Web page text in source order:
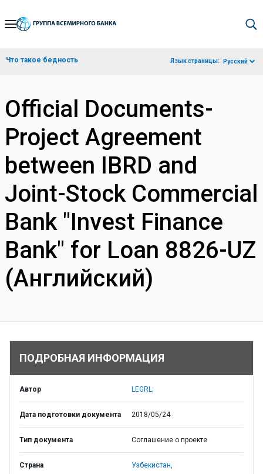
Skip
Navigation
Что такое бедность Язык страницы: Русский
Official Documents-
Project Agreement
between IBRD and
Joint-Stock Commercial
Bank "Invest Finance
Bank" for Loan 8826-UZ
(Английский)
ПОДРОБНАЯ ИНФОРМАЦИЯ
Автор LEGRL;
Дата подготовки документа 2018/05/24
Тип документа Соглашение о проекте
Страна Узбекистан,